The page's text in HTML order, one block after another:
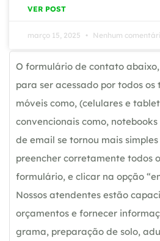
VER POST
março 15, 2025 Nenhum
O formulário de contato
para ser acessado por todos os
móveis como, (celulares e
convencionais como,
de email se tornou mais
preencher corretamente todos
formulário, e clicar na opção
Nossos atendentes estão
orçamentos e fornecer
grama, preparação de solo,